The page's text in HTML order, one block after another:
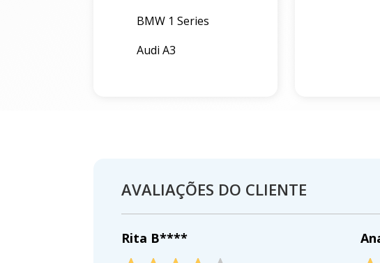
BMW 1 Series
Audi A3
AVALIAÇÕES DO CLIENTE
Rita B****